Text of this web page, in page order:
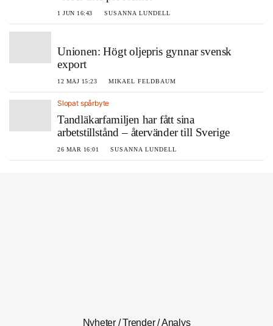
1 JUN 16:43 SUSANNA LUNDELL
Unionen: Högt oljepris gynnar svensk
export
12 MAJ 15:23 MIKAEL FELDBAUM
Slopat spårbyte
Tandläkarfamiljen har fått sina
arbetstillstånd – återvänder till Sverige
26 MAR 16:01 SUSANNA LUNDELL
Nyheter / Trender / Analys